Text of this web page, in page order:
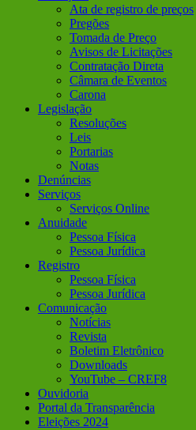
Ata de registro de preços
Pregões
Tomada de Preço
Avisos de Licitações
Contratação Direta
Câmara de Eventos
Carona
Legislação
Resoluções
Leis
Portarias
Notas
Denúncias
Serviços
Serviços Online
Anuidade
Pessoa Física
Pessoa Jurídica
Registro
Pessoa Física
Pessoa Jurídica
Comunicação
Notícias
Revista
Boletim Eletrônico
Downloads
YouTube – CREF8
Ouvidoria
Portal da Transparência
Eleições 2024